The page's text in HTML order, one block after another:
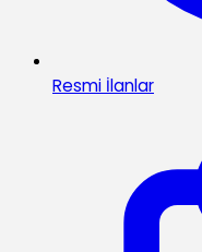
Resmi İlanlar